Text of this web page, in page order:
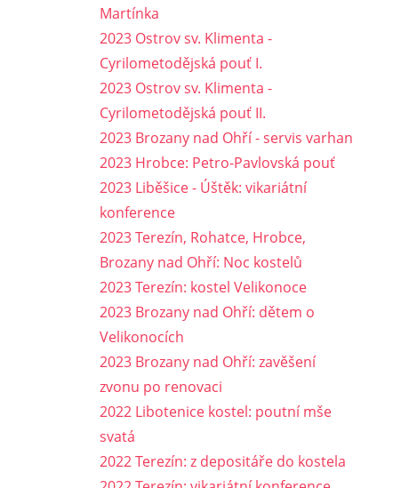
Martínka
2023 Ostrov sv. Klimenta -
Cyrilometodějská pouť I.
2023 Ostrov sv. Klimenta -
Cyrilometodějská pouť II.
2023 Brozany nad Ohří - servis varhan
2023 Hrobce: Petro-Pavlovská pouť
2023 Liběšice - Úštěk: vikariátní
konference
2023 Terezín, Rohatce, Hrobce,
Brozany nad Ohří: Noc kostelů
2023 Terezín: kostel Velikonoce
2023 Brozany nad Ohří: dětem o
Velikonocích
2023 Brozany nad Ohří: zavěšení
zvonu po renovaci
2022 Libotenice kostel: poutní mše
svatá
2022 Terezín: z depositáře do kostela